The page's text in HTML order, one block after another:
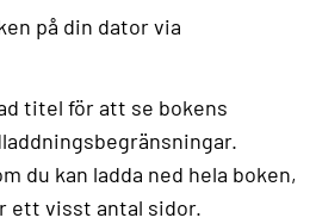
på din dator via
titel för att se bokens
du kan ladda ned hela boken,
ett visst antal sidor.